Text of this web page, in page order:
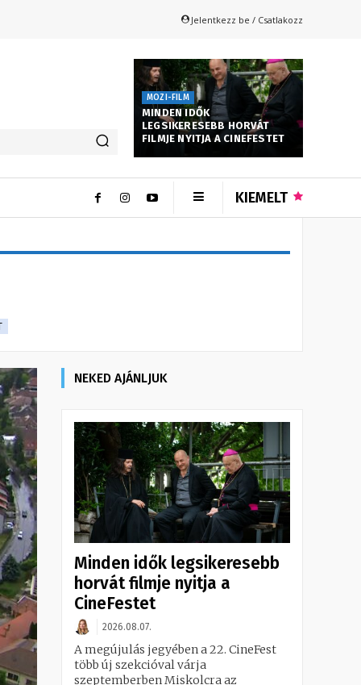
Jelentkezz be / Csatlakozz
MOZI-FILM
MINDEN IDŐK
LEGSIKERESEBB HORVÁT
FILMJE NYITJA A CINEFESTET
KIEMELT
NEKED AJÁNLJUK
Minden idők legsikeresebb
horvát filmje nyitja a
CineFestet
2026.08.07.
A megújulás jegyében a 22. CineFest
több új szekcióval várja
szeptemberben Miskolcra az